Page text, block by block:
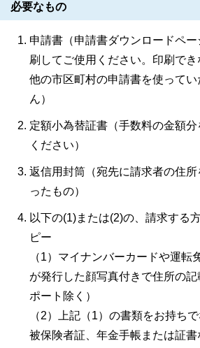
必要なもの
申請書（申請書ダウンロードペ
刷してご使用ください。印刷で
他の市区町村の申請書を使って
ん）
定額小為替証書（手数料の金額
ください）
返信用封筒（宛先に請求者の住
ったもの）
以下の(1)または(2)の、請求する
ピー
（1）マイナンバーカードや運転
が発行した顔写真付きで住所の
ポート除く）
（2）上記（1）の書類をお持ち
被保険者証、年金手帳または証書